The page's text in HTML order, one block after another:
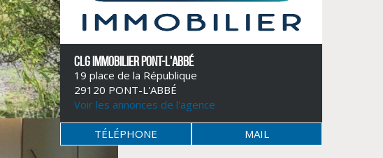
CLG IMMOBILIER PONT-L'ABBÉ
19 place de la République
29120 PONT-L'ABBÉ
Voir les annonces de l'agence
TÉLÉPHONE MAIL